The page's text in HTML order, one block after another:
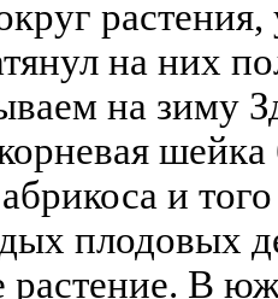
на них
на зиму
и
плодовых
растение. В